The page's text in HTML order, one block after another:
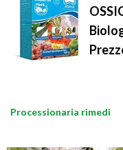
Processionaria rimedi